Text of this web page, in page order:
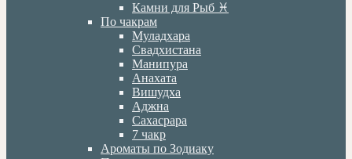
Камни для Рыб ♓️
По чакрам
Муладхара
Свадхистана
Манипура
Анахата
Вишудха
Аджна
Сахасрара
7 чакр
Ароматы по Зодиаку